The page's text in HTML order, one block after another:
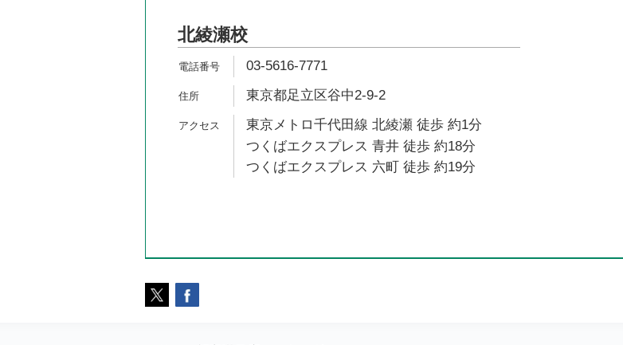
北綾瀬校
03-5616-7771
東京都足立区谷中2-9-2
東京メトロ千代田線 北綾瀬 徒歩 約1分
つくばエクスプレス 青井 徒歩 約18分
つくばエクスプレス 六町 徒歩 約19分